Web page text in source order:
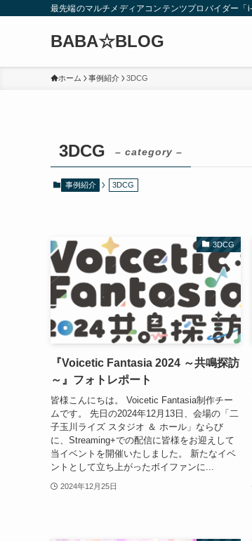
最先端のマルチメディアコンテンツプロバイダー「
BABA☆BLOG
ホーム 事例紹介 3DCG
3DCG – category –
事例紹介 3DCG
3DCG
『Voicetic Fantasia 2024 ～共鳴探訪
～』フォトレポート
皆様こんにちは。 Voicetic Fantasia制作チー
ムです。 先日の2024年12月13日、会場の「二
子玉川ライズ スタジオ ＆ ホール」ならび
に、Streaming+での配信に皆様をお迎えして
当イベントを開催いたしました。 新たなイベ
ントとして立ち上がったボイファンに...
2024年12月25日